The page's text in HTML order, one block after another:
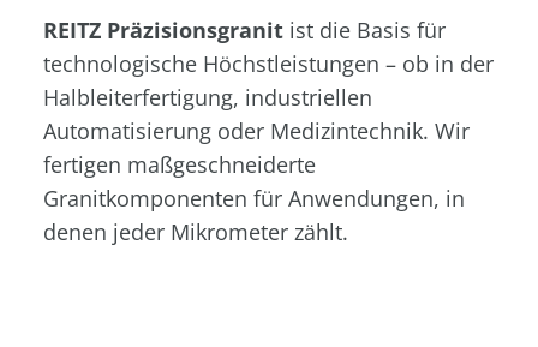
REITZ Präzisionsgranit ist die Basis für
technologische Höchstleistungen – ob in der
Halbleiterfertigung, industriellen
Automatisierung oder Medizintechnik. Wir
fertigen maßgeschneiderte
Granitkomponenten für Anwendungen, in
denen jeder Mikrometer zählt.